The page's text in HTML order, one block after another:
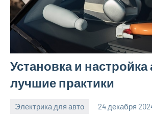
Установка и настройка
лучшие практики
Электрика для авто
24 декабря